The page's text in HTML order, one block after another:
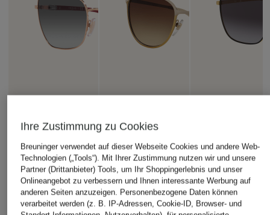
VOGUE
VOGUE
Ray-Ban
Ihre Zustimmung zu Cookies
Breuninger verwendet auf dieser Webseite Cookies und andere Web-
Technologien („Tools“). Mit Ihrer Zustimmung nutzen wir und unsere
Partner (Drittanbieter) Tools, um Ihr Shoppingerlebnis und unser
Onlineangebot zu verbessern und Ihnen interessante Werbung auf
anderen Seiten anzuzeigen. Personenbezogene Daten können
verarbeitet werden (z. B. IP-Adressen, Cookie-ID, Browser- und